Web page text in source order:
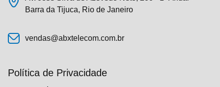
Barra da Tijuca, Rio de Janeiro
vendas@abxtelecom.com.br
Política de Privacidade